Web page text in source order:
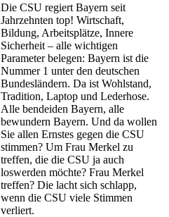
Die CSU regiert Bayern seit
Jahrzehnten top! Wirtschaft,
Bildung, Arbeitsplätze, Innere
Sicherheit – alle wichtigen
Parameter belegen: Bayern ist die
Nummer 1 unter den deutschen
Bundesländern. Da ist Wohlstand,
Tradition, Laptop und Lederhose.
Alle bendeiden Bayern, alle
bewundern Bayern. Und da wollen
Sie allen Ernstes gegen die CSU
stimmen? Um Frau Merkel zu
treffen, die die CSU ja auch
loswerden möchte? Frau Merkel
treffen? Die lacht sich schlapp,
wenn die CSU viele Stimmen
verliert.